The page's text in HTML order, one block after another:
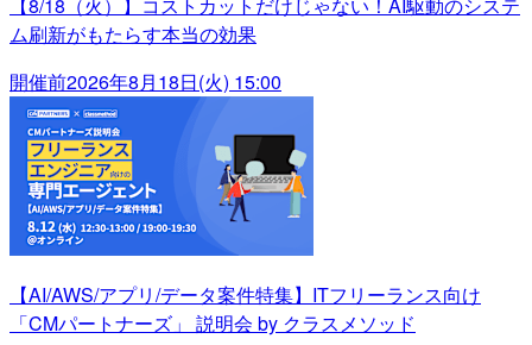
【8/18（火）】コストカットだけじゃない！AI駆動のシステ
ム刷新がもたらす本当の効果
開催前2026年8月18日(火) 15:00
【AI/AWS/アプリ/データ案件特集】ITフリーランス向け
「CMパートナーズ」 説明会 by クラスメソッド